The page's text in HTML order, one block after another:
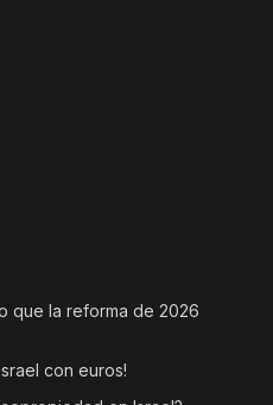
que la reforma de 2026
con euros!